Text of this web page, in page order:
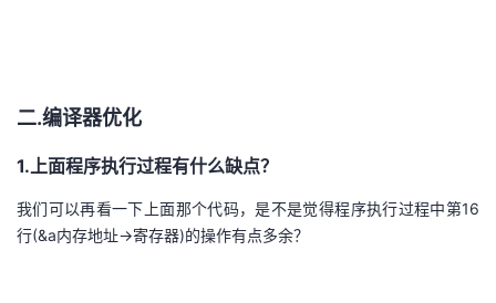
二.编译器优化
1.上面程序执行过程有什么缺点？
我们可以再看一下上面那个代码，是不是觉得程序执行过程中第16
行(&a内存地址->寄存器)的操作有点多余？